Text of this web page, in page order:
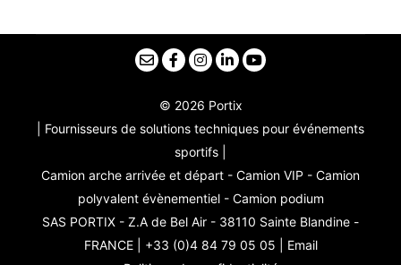
© 2026 Portix
| Fournisseurs de solutions techniques pour événements
sportifs |
Camion arche arrivée et départ - Camion VIP - Camion
polyvalent évènementiel - Camion podium
SAS PORTIX - Z.A de Bel Air - 38110 Sainte Blandine -
FRANCE | +33 (0)4 84 79 05 05 | Email